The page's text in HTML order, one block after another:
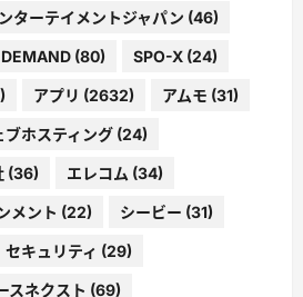
ターテイメントジャパン (46)
(80) SPO-X (24)
アプリ (2632) アムモ (31)
ブホスティング (24)
(36) エレコム (34)
メント (22) シービー (31)
セキュリティ (29)
スネクスト (69)